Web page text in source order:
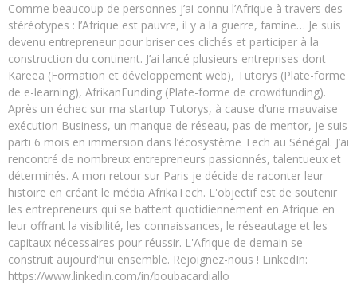
Comme beaucoup de personnes j’ai connu l’Afrique à travers des
stéréotypes : l’Afrique est pauvre, il y a la guerre, famine… Je suis
devenu entrepreneur pour briser ces clichés et participer à la
construction du continent. J’ai lancé plusieurs entreprises dont
Kareea (Formation et développement web), Tutorys (Plate-forme
de e-learning), AfrikanFunding (Plate-forme de crowdfunding).
Après un échec sur ma startup Tutorys, à cause d’une mauvaise
exécution Business, un manque de réseau, pas de mentor, je suis
parti 6 mois en immersion dans l’écosystème Tech au Sénégal. J’ai
rencontré de nombreux entrepreneurs passionnés, talentueux et
déterminés. A mon retour sur Paris je décide de raconter leur
histoire en créant le média AfrikaTech. L'objectif est de soutenir
les entrepreneurs qui se battent quotidiennement en Afrique en
leur offrant la visibilité, les connaissances, le réseautage et les
capitaux nécessaires pour réussir. L'Afrique de demain se
construit aujourd'hui ensemble. Rejoignez-nous ! LinkedIn:
https://www.linkedin.com/in/boubacardiallo